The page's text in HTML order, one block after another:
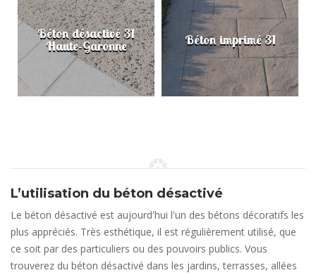
Béton désactivé 31
Haute-Garonne Béton imprimé 31
L’utilisation du béton désactivé
Le béton désactivé est aujourd'hui l'un des bétons décoratifs les
plus appréciés. Très esthétique, il est régulièrement utilisé, que
ce soit par des particuliers ou des pouvoirs publics. Vous
trouverez du béton désactivé dans les jardins, terrasses, allées